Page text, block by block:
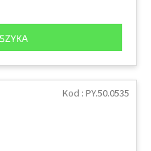
Kod : PY.50.0535